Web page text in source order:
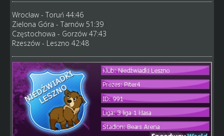
Wrocław - Toruń 44:46
Zielona Góra - Tarnów 51:39
Częstochowa - Gorzów 47:43
Rzeszów - Leszno 42:48